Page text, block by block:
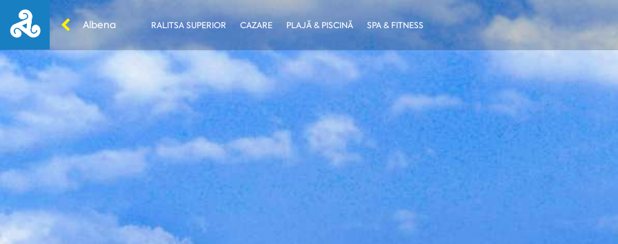
Albena RALITSA SUPERIOR CAZARE PLAJĂ & PISCINĂ SPA & FITNESS